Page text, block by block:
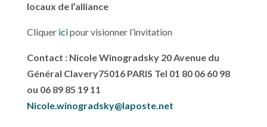
locaux de l’alliance
Cliquer icipour visionner l’invitation
Contact : Nicole Winogradsky 20 Avenue du
Général Clavery75016 PARIS Tel 01 80 06 60 98
ou 06 89 85 19 11
Nicole.winogradsky@laposte.net